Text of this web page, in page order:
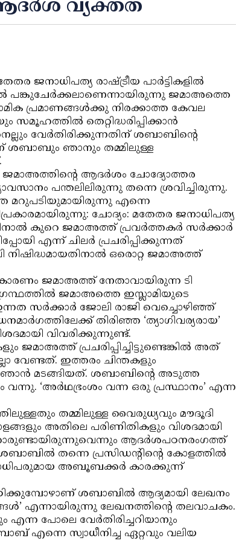
ആദര്‍ശ വ്യക്തത
ജനാധിപത്യ രാഷ്ട്രീയ പാര്‍ട്ടികളില്‍
പങ്കുചേര്‍ക്കലാണെന്നായിരുന്നു ജമാഅത്തെ
പ്രമാണങ്ങള്‍ക്കു നിരക്കാത്ത കേവല
സമൂഹത്തില്‍ തെറ്റിദ്ധരിപ്പിക്കാന്‍
വേര്‍തിരിക്കുന്നതിന് ശബാബിന്റെ
ശബാബും ഞാനും തമ്മിലുള്ള
ആദര്‍ശം ചോദ്യോത്തര
പന്തലിലിരുന്നു തന്നെ ശ്രവിച്ചിരുന്നു.
മറുപടിയുമായിരുന്നു എന്നെ
ചോദ്യം: മതേതര ജനാധിപത്യ
കുറെ ജമാഅത്ത് പ്രവര്‍ത്തകര്‍ സര്‍ക്കാര്‍
എന്ന് ചിലര്‍ പ്രചരിപ്പിക്കുന്നത്
ഒരൊറ്റ ജമാഅത്ത്
ജമാഅത്ത് നേതാവായിരുന്ന ടി
ജമാഅത്തെ ഇസ്ലാമിയുടെ
സര്‍ക്കാര്‍ ജോലി രാജി വെച്ചൊഴിഞ്ഞ്
തിരിഞ്ഞ ‘ത്യാഗിവര്യരായ’
വിവരിക്കുന്നുണ്ട്.
ജമാഅത്ത് പ്രചരിപ്പിച്ചിട്ടുണ്ടെങ്കില്‍ അത്
വേണ്ടത്. ഇത്തരം ചിന്തകളും
മടങ്ങിയത്. ശബാബിന്റെ അടുത്ത
‘അര്‍ഥഭ്രംശം വന്ന ഒരു പ്രസ്ഥാനം’ എന്ന
തമ്മിലുള്ള വൈരുധ്യവും മൗദൂദി
അതിലെ പരിണിതികളും വിശദമായി
ആദര്‍ശപഠനരംഗത്ത്
തന്നെ പ്രസിഡന്റിന്റെ കോളത്തില്‍
അബൂബക്കര്‍ കാരക്കുന്ന്
ശബാബില്‍ ആദ്യമായി ലേഖനം
എന്നായിരുന്നു ലേഖനത്തിന്റെ തലവാചകം.
പോലെ വേര്‍തിരിച്ചറിയാനും
എന്നെ സ്വാധീനിച്ച ഏറ്റവും വലിയ